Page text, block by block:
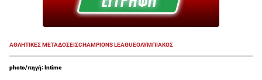
ΑΘΛΗΤΙΚΕΣ ΜΕΤΑΔΟΣΕΙΣCHAMPIONS LEAGUEΟΛΥΜΠΙΑΚΟΣ
photo/πηγή: Intime